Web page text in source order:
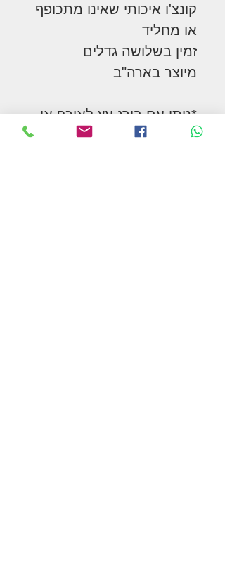
קונצ'ו איכותי שאינו מתכופף
או מחליד
זמין בשלושה גדלים
מיוצר בארה"ב
*ניתן עם בורג עץ לאוכף או
בורג קצר להוספה על נרתיק